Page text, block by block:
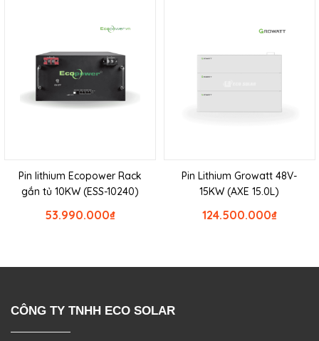
Pin lithium Ecopower Rack
gắn tủ 10KW (ESS-10240)
₫
53.990.000
Pin Lithium Growatt 48V-
15KW (AXE 15.0L)
₫
124.500.000
CÔNG TY TNHH ECO SOLAR